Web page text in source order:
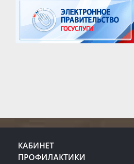
КАБИНЕТ
ПРОФИЛАКТИКИ